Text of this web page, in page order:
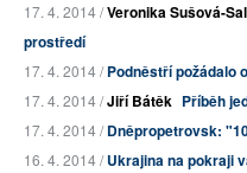
17. 4. 2014 /Veronika Sušová-
prostředí
17. 4. 2014 /Podněstří požádalo
17. 4. 2014 /Jiří Bátěk Příběh
17. 4. 2014 /Dněpropetrovsk:
16. 4. 2014 /Ukrajina na pokraji